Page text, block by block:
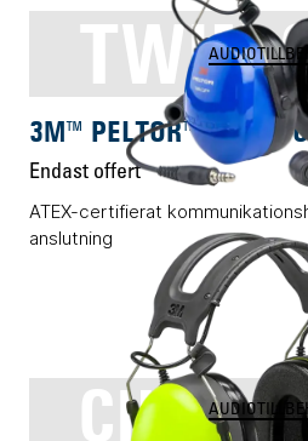
TWIN
3M™ PELTOR™ TWIN
Endast offert
ATEX-certifierat
anslutning
CH-3